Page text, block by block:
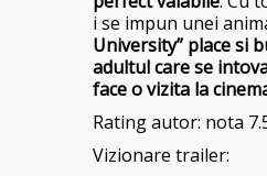
i se impun unei
University” place si
adultul care se
face o vizita la
Rating autor: nota
Vizionare trailer: